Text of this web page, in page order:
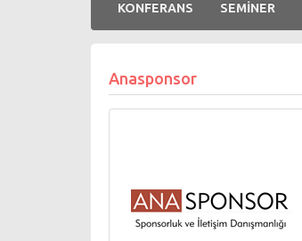
KONFERANS SEMİNER
Anasponsor